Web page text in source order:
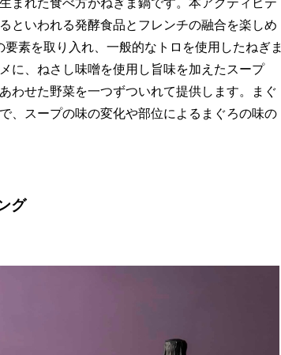
まれた食べ方がねぎま鍋です。本アクティビテ
といわれる発酵食品とフレンチの融合を楽しめ
素を取り入れ、一般的なトロを使用したねぎま
に、ねさし味噌を使用し旨味を加えたスープ
わせた野菜を一つずついれて提供します。まぐ
、スープの味の変化や部位によるまぐろの味の
グ